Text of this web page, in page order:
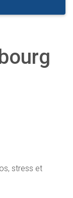
stress et